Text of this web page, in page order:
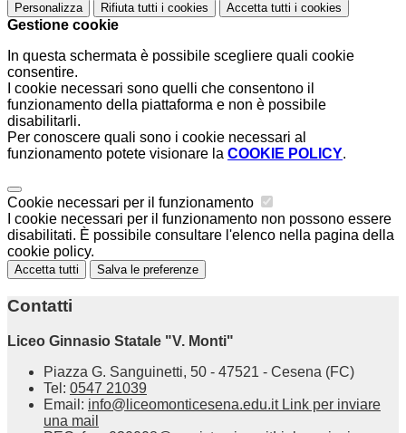
Personalizza Rifiuta tutti i cookies Accetta tutti i cookies
Gestione cookie
In questa schermata è possibile scegliere quali cookie
consentire.
I cookie necessari sono quelli che consentono il
funzionamento della piattaforma e non è possibile
disabilitarli.
Per conoscere quali sono i cookie necessari al
funzionamento potete visionare la COOKIE POLICY.
Cookie necessari per il funzionamento
I cookie necessari per il funzionamento non possono essere
disabilitati. È possibile consultare l'elenco nella pagina della
cookie policy.
Accetta tutti Salva le preferenze
Contatti
Liceo Ginnasio Statale "V. Monti"
Piazza G. Sanguinetti, 50 - 47521 - Cesena (FC)
Tel: 0547 21039
Email: info@liceomonticesena.edu.it Link per inviare
una mail